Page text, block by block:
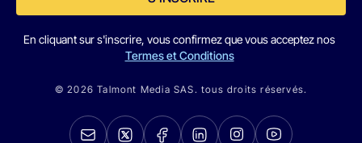
En cliquant sur s'inscrire, vous confirmez que vous acceptez nos
Termes et Conditions
© 2026 Talmont Media SAS. tous droits réservés.